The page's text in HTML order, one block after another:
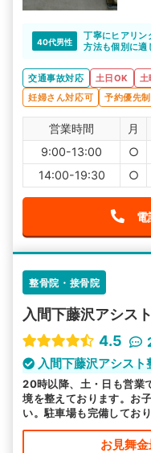
40代男性
丁寧にヒアリン
方法も個別に適
交通事故対応
土日OK
妊婦さん対応可
予約優先制
営業時間 月
9:00-13:00
○
14:00-19:30
○
電
整骨院・接骨院
入間下藤沢アシス
4.5
入間下藤沢アシス
20時以降、土・日も営業
境を整えております。お
い。駐車場も完備してお
いやすいです。
お見舞